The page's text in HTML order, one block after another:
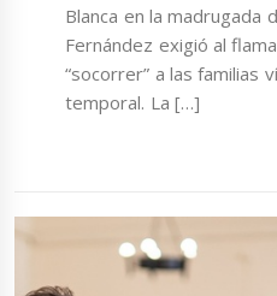
Blanca en la madrugada
Fernández exigió al
“socorrer” a las familias
temporal. La […]